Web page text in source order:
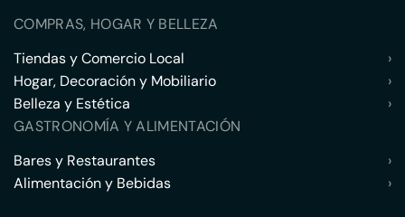
COMPRAS, HOGAR Y BELLEZA
Tiendas y Comercio Local
›
Hogar, Decoración y Mobiliario
›
Belleza y Estética
›
GASTRONOMÍA Y ALIMENTACIÓN
Bares y Restaurantes
›
Alimentación y Bebidas
›